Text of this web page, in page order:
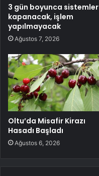
3 gün boyunca sistemler
kapanacak, işlem
yapılmayacak
Ağustos 7, 2026
Oltu’da Misafir Kirazı
Hasadı Başladı
Ağustos 6, 2026